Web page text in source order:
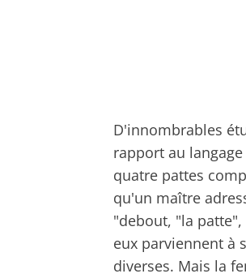
D'innombrables
rapport au
quatre pattes
qu'un maître
"debout, "la
eux parviennent à
diverses. Mais la